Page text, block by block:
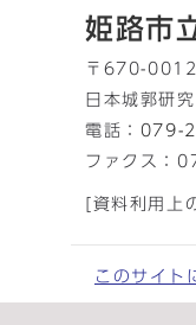
姫路市
〒670-
日本城郭研
電話： 079-
ファクス：
[資料利用上
このサイト